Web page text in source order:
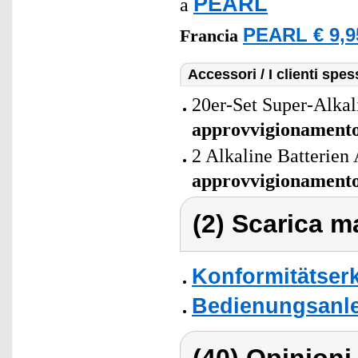
a
Francia PEARL €
Accessori / I clienti
20er-Set Super-
2 Alkaline Batterien
(2) Scarica